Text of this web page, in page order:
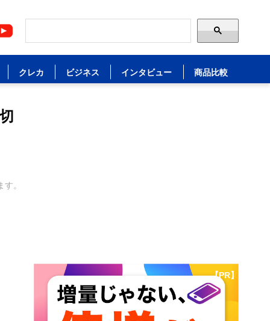
クレカ ビジネス インタビュー 商品比較
す。
【PR】